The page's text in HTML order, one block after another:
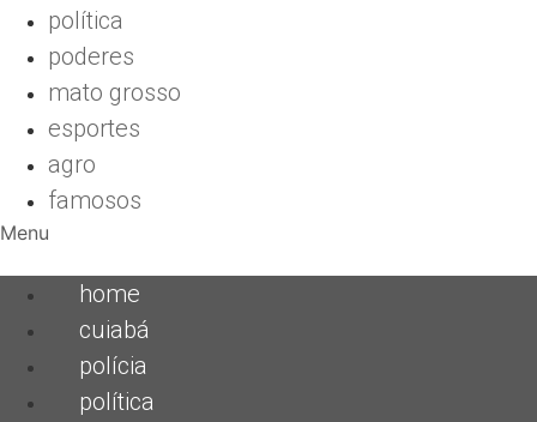
política
poderes
mato grosso
esportes
agro
famosos
Menu
home
cuiabá
polícia
política